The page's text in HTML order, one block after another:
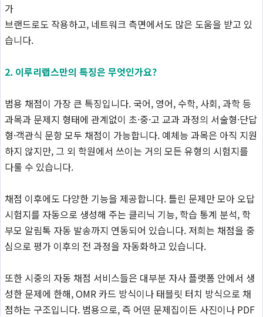
가
브랜드로도 작용하고, 네트워크 측면에서도 많은 도움을 받고 있
습니다.
2. 이루리랩스만의 특징은 무엇인가요?
범용 채점이 가장 큰 특징입니다. 국어, 영어, 수학, 사회, 과학 등
과목과 문제지 형태에 관계없이 초·중·고 교과 과정의 서술형·단답
형·객관식 문항 모두 채점이 가능합니다. 예체능 과목은 아직 지원
하지 않지만, 그 외 학원에서 쓰이는 거의 모든 유형의 시험지를
다룰 수 있습니다.
채점 이후에도 다양한 기능을 제공합니다. 틀린 문제만 모아 오답
시험지를 자동으로 생성해 주는 클리닉 기능, 학습 통계 분석, 학
부모 알림톡 자동 발송까지 연동되어 있습니다. 저희는 채점을 중
심으로 평가 이후의 전 과정을 자동화하고 있습니다.
또한 시중의 자동 채점 서비스들은 대부분 자사 플랫폼 안에서 생
성한 문제에 한해, OMR 카드 방식이나 태블릿 터치 방식으로 채
점하는 구조입니다. 범용으로, 즉 어떤 문제집이든 사진이나 PDF